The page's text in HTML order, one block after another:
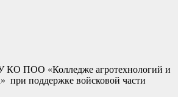
КО ПОО «Колледже агротехнологий и
при поддержке войсковой части